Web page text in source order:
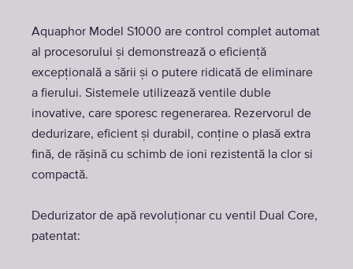
Aquaphor Model S1000 are control complet automat
al procesorului și demonstrează o eficiență
excepțională a sării și o putere ridicată de eliminare
a fierului. Sistemele utilizează ventile duble
inovative, care sporesc regenerarea. Rezervorul de
dedurizare, eficient și durabil, conține o plasă extra
fină, de rășină cu schimb de ioni rezistentă la clor si
compactă.
Dedurizator de apă revoluționar cu ventil Dual Core,
patentat: